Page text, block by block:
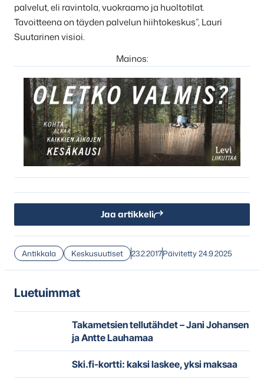
palvelut, eli ravintola, vuokraamo ja huoltotilat.
Tavoitteena on täyden palvelun hiihtokeskus”, Lauri
Suutarinen visioi.
Mainos:
Jaa artikkeli
Antikkala Keskusuutiset 23.2.2017Päivitetty 24.9.2025
Luetuimmat
Takametsien tellutähdet – Jani Johansen
ja Antte Lauhamaa
Ski.fi-kortti: kaksi laskee, yksi maksaa